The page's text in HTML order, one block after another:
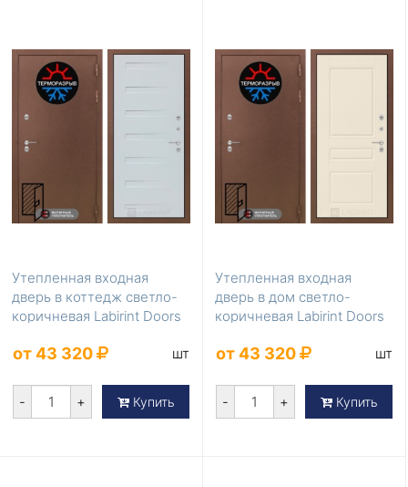
Утепленная входная
дверь в коттедж светло-
коричневая Labirint Doors
от 43 320 шт
- + Купить
Утепленная входная
дверь в дом светло-
коричневая Labirint Doors
от 43 320 шт
- + Купить